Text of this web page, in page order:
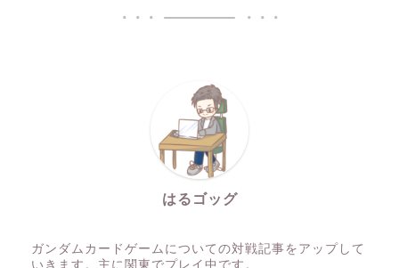
はるゴッグ
ガンダムカードゲームについての対戦記事をアップして
いきます。主に関東でプレイ中です。